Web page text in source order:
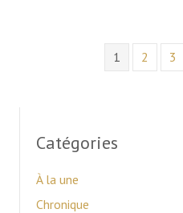
1 2 3
Catégories
À la une
Chronique